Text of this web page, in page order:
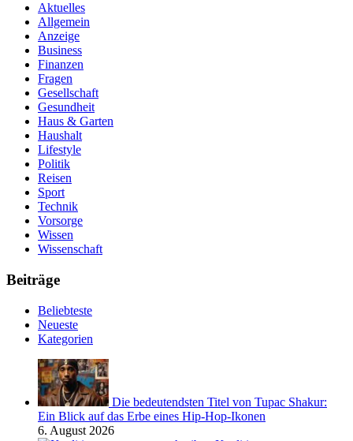
Aktuelles
Allgemein
Anzeige
Business
Finanzen
Fragen
Gesellschaft
Gesundheit
Haus & Garten
Haushalt
Lifestyle
Politik
Reisen
Sport
Technik
Vorsorge
Wissen
Wissenschaft
Beiträge
Beliebteste
Neueste
Kategorien
Die bedeutendsten Titel von Tupac Shakur:
Ein Blick auf das Erbe eines Hip-Hop-Ikonen
6. August 2026